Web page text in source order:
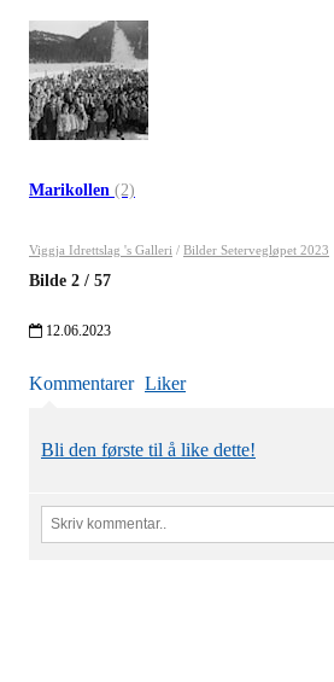
Marikollen (2)
Viggja Idrettslag 's Galleri / Bilder Setervegløpet 2023
Bilde 2 / 57
12.06.2023
Kommentarer Liker
Bli den første til å like dette!